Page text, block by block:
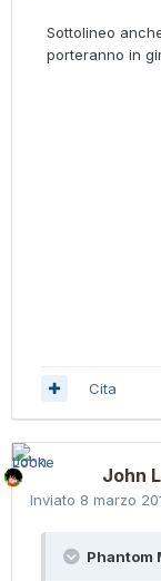
Sottolineo
porteranno in
Cita
John
Inviato 8 marzo
Phantom